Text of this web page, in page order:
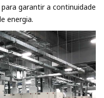
garantir a continuidade
energia.